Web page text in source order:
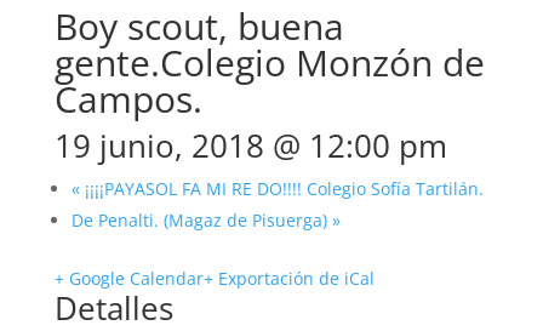
Boy scout, buena
gente.Colegio Monzón de
Campos.
19 junio, 2018 @ 12:00 pm
«¡¡¡¡PAYASOL FA MI RE DO!!!! Colegio Sofía Tartilán.
De Penalti. (Magaz de Pisuerga) »
+ Google Calendar+ Exportación de iCal
Detalles